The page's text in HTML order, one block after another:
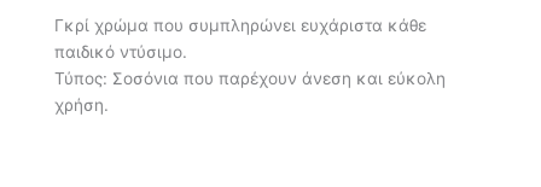
Γκρί χρώμα που συμπληρώνει ευχάριστα κάθε
παιδικό ντύσιμο.
Τύπος: Σοσόνια που παρέχουν άνεση και εύκολη
χρήση.